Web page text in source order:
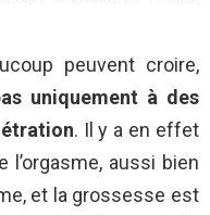
peuvent croire,
uniquement à des
. Il y a en effet
l’orgasme, aussi bien
et la grossesse est